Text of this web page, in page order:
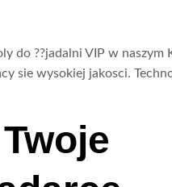
do ??jadalni VIP w naszym
sie wysokiej jakosci.